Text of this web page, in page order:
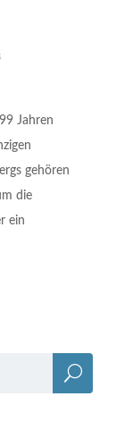
Jahren
gehören
die
ein